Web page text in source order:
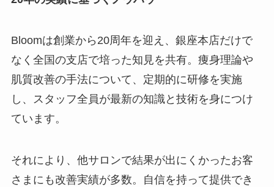
Bloomは創業から20周年を迎え、銀座本店だけで
なく全国の支店で培った知見を共有。痩身理論や
肌質改善の手法について、定期的に研修を実施
し、スタッフ全員が最新の知識と技術を身につけ
ています。
それにより、他サロンで結果が出にくかったお客
さまにも改善実績が多数。自信を持って提供でき